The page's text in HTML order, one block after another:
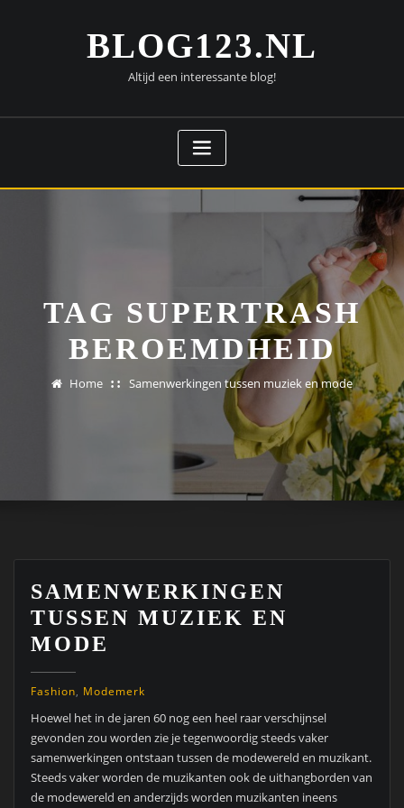
BLOG123.NL
Altijd een interessante blog!
TAG SUPERTRASH
BEROEMDHEID
Home Samenwerkingen tussen muziek en mode
SAMENWERKINGEN
TUSSEN MUZIEK EN
MODE
Fashion, Modemerk
Hoewel het in de jaren 60 nog een heel raar verschijnsel
gevonden zou worden zie je tegenwoordig steeds vaker
samenwerkingen ontstaan tussen de modewereld en muzikant.
Steeds vaker worden de muzikanten ook de uithangborden van
de modewereld en anderzijds worden muzikanten ineens